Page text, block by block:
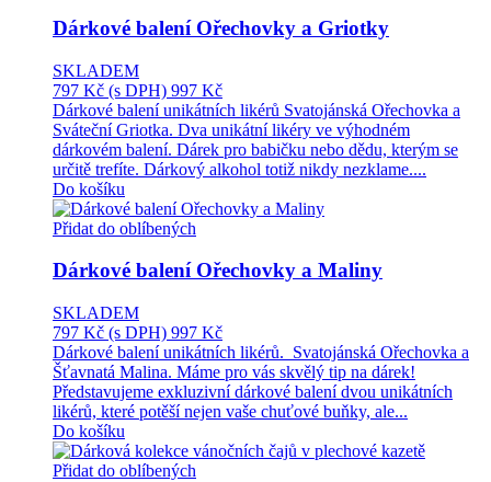
Dárkové balení Ořechovky a Griotky
SKLADEM
797 Kč (s DPH) 997 Kč
Dárkové balení unikátních likérů Svatojánská Ořechovka a
Sváteční Griotka. Dva unikátní likéry ve výhodném
dárkovém balení. Dárek pro babičku nebo dědu, kterým se
určitě trefíte. Dárkový alkohol totiž nikdy nezklame....
Do košíku
Přidat do oblíbených
Dárkové balení Ořechovky a Maliny
SKLADEM
797 Kč (s DPH) 997 Kč
Dárkové balení unikátních likérů. Svatojánská Ořechovka a
Šťavnatá Malina. Máme pro vás skvělý tip na dárek!
Představujeme exkluzivní dárkové balení dvou unikátních
likérů, které potěší nejen vaše chuťové buňky, ale...
Do košíku
Přidat do oblíbených